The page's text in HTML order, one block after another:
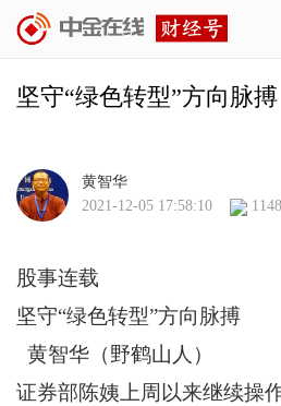
坚守“绿色转型”方向脉搏
黄智华
2021-12-05 17:58:10
股事连载
坚守“绿色转型”方向脉搏
黄智华（野鹤山人）
证券部陈姨上周以来继续操